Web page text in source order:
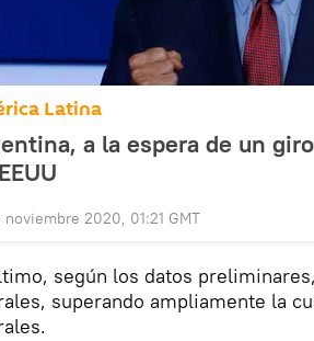
Latina
a la espera de un
noviembre 2020, 01:21 GMT
según los datos
superando ampliamente la